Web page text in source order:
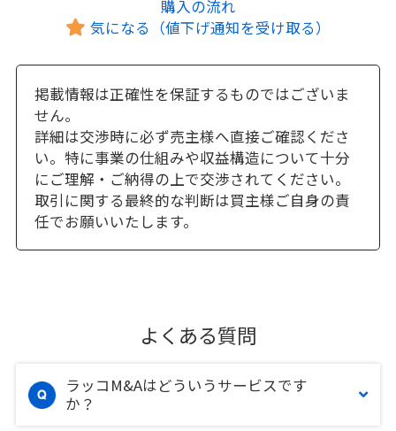
購入の流れ
気になる（値下げ通知を受け取る）
掲載情報は正確性を保証するものではございま
せん。
詳細は交渉時に必ず売主様へ直接ご確認くださ
い。特に事業の仕組みや収益構造について十分
にご理解・ご納得の上で交渉されてください。
取引に関する最終的な判断は買主様ご自身の責
任でお願いいたします。
よくある質問
ラッコM&Aはどういうサービスです
か？